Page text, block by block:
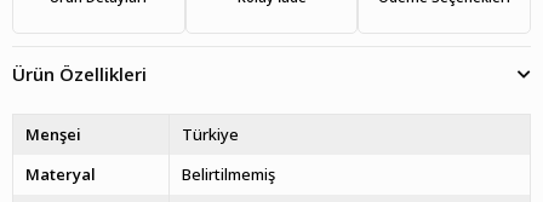
Ürün Özellikleri
Menşei
Türkiye
Materyal
Belirtilmemiş